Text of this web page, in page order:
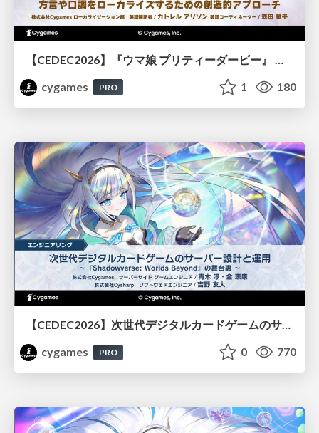
cygames
PRO 1 180
【CEDEC2026】次世代デジタルカードゲームのサーバー設計と運用 〜『Shadowverse: Worlds Beyond』の舞台裏～
cygames
PRO 0 770